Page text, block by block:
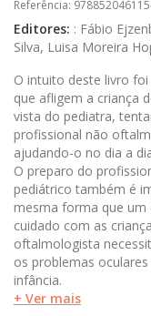
Referência:
Editores: : Fábio
Silva, Luisa Moreira
O intuito deste livro
que afligem a criança
vista do pediatra,
profissional não
ajudando-o no dia a
O preparo do
pediátrico também é
mesma forma que um
cuidado com as
oftalmologista
os problemas oculares
infância.
+ Ver mais